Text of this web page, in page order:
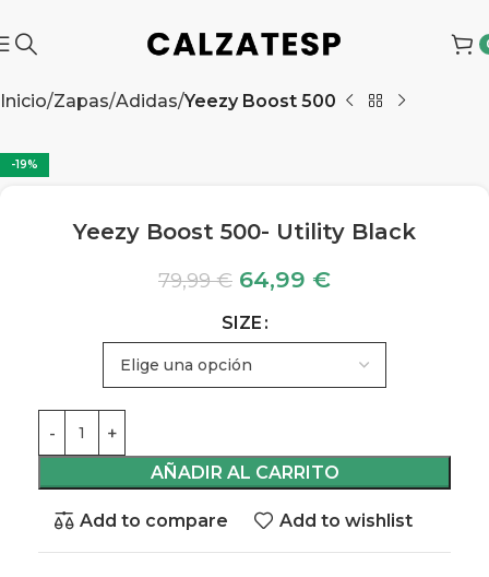
Inicio Zapas Adidas Yeezy Boost 500
-19%
Yeezy Boost 500- Utility Black
79,99€ 64,99 €
SIZE
AÑADIR AL CARRITO
Add to compare Add to wishlist